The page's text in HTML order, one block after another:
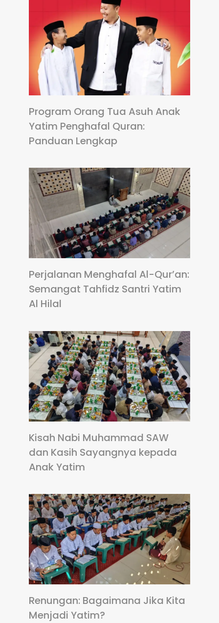
Program Orang Tua Asuh Anak
Yatim Penghafal Quran:
Panduan Lengkap
Perjalanan Menghafal Al-Qur’an:
Semangat Tahfidz Santri Yatim
Al Hilal
Kisah Nabi Muhammad SAW
dan Kasih Sayangnya kepada
Anak Yatim
Renungan: Bagaimana Jika Kita
Menjadi Yatim?